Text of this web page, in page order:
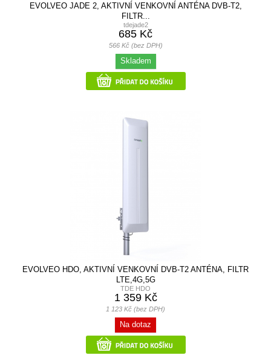
EVOLVEO JADE 2, AKTIVNÍ VENKOVNÍ ANTÉNA DVB-T2,
FILTR...
tdejade2
685 Kč
566 Kč (bez DPH)
Skladem
EVOLVEO HDO, AKTIVNÍ VENKOVNÍ DVB-T2 ANTÉNA, FILTR
LTE,4G,5G
TDE HDO
1 359 Kč
1 123 Kč (bez DPH)
Na dotaz